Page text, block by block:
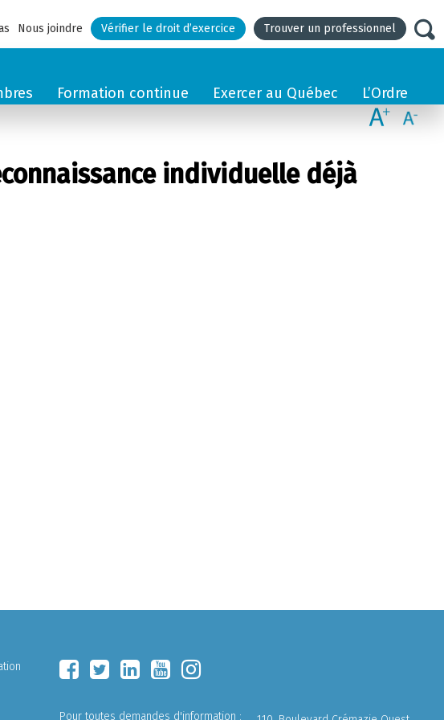
Nous joindre Vérifier le droit d’exercice Trouver un professionnel
Formation continue Exercer au Québec L’Ordre
individuelle déjà
Pour toutes demandes d'information :